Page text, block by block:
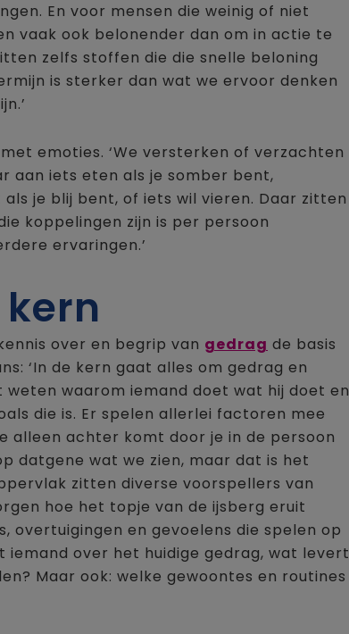
En voor mensen die weinig of niet
vaak ook belonender dan om in actie te
zelfs stoffen die die snelle beloning
is sterker dan wat we ervoor denken
emoties. ‘We versterken of verzachten
aan iets eten als je somber bent,
je blij bent, of iets wil vieren. Daar zitten
koppelingen zijn is per persoon
ervaringen.’
over en begrip van gedrag de basis
‘In de kern gaat alles om gedrag en
waarom iemand doet wat hij doet en
die is. Er spelen allerlei factoren mee
alleen achter komt door je in de persoon
datgene wat we zien, maar dat is het
zitten diverse voorspellers van
hoe het topje van de ijsberg eruit
overtuigingen en gevoelens die spelen op
iemand over het huidige gedrag, wat levert
Maar ook: welke gewoontes en routines